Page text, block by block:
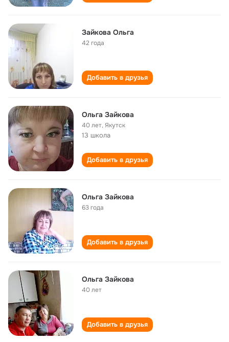
Зайкова Ольга
42 года
Добавить в друзья
Ольга Зайкова
40 лет,Якутск
13 школа
Добавить в друзья
Ольга Зайкова
63 года
Добавить в друзья
Ольга Зайкова
40 лет
Добавить в друзья